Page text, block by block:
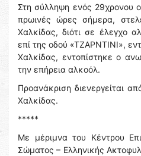
Στη σύλληψη ενός 29χρονου
πρωινές ώρες σήμερα,
Χαλκίδας, διότι σε έλεγχο
επί της οδού «ΤΖΑΡΝΤΙΝΙ»,
Χαλκίδας, εντοπίστηκε ο
την επήρεια αλκοόλ.
Προανάκριση διενεργείται
Χαλκίδας.
*****
Με μέριμνα του Κέντρου
Σώματος – Ελληνικής